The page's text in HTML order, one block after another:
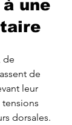
une
de
de
leur
dorsales.